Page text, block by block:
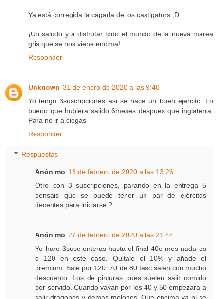
Ya está corregida la cagada de los castigators ;D
¡Un saludo y a disfrutar todo el mundo de la nueva marea
gris que se nos viene encima!
Responder
Unknown 31 de enero de 2020 a las 9:40
Yo tengo 3suscripciones asi se hace un buen ejercito. Lo
bueno que hubiera salido 6meses despues que inglaterra.
Para no ir a ciegas
Responder
Respuestas
Anónimo 13 de febrero de 2020 a las 13:26
Otro con 3 suscripciones, parando en la entrega 5
pensais que se puede tener un par de ejércitos
decentes para iniciarse ?
Anónimo 27 de febrero de 2020 a las 21:44
Yo hare 3susc enteras hasta el final 40e mes nada es
o 120 en este caso. Quitale el 10% y añade el
premium. Sale por 120. 70 de 80 fasc salen con mucho
descuento. Los de pinturas pues suelen salir comido
por servido. Cuando vayan por los 40 y 50 empezara a
salir dragones y demas molones. Que encima ya ni se